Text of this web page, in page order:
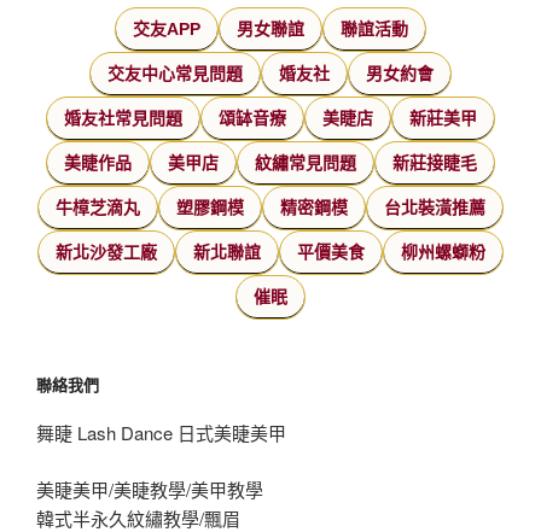
交友APP 男女聯誼 聯誼活動
交友中心常見問題 婚友社 男女約會
婚友社常見問題 頌缽音療 美睫店 新莊美甲
美睫作品 美甲店 紋繡常見問題 新莊接睫毛
牛樟芝滴丸 塑膠鋼模 精密鋼模 台北裝潢推薦
新北沙發工廠 新北聯誼 平價美食 柳州螺螄粉
催眠
聯絡我們
舞睫 Lash Dance 日式美睫美甲
美睫美甲/美睫教學/美甲教學
韓式半永久紋繡教學/飄眉